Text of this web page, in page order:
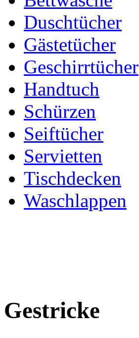
Duschtücher
Gästetücher
Geschirrtücher
Handtuch
Schürzen
Seiftücher
Servietten
Tischdecken
Waschlappen
Gestricke